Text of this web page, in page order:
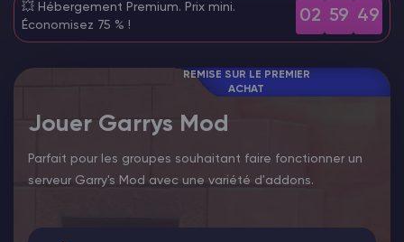
💥 Hébergement Premium. Prix mini.
Économisez 75 % !
02 59 48
REMISE SUR LE PREMIER
ACHAT
Jouer Garrys Mod
Parfait pour les groupes souhaitant faire fonctionner un
serveur Garry's Mod avec une variété d'addons.